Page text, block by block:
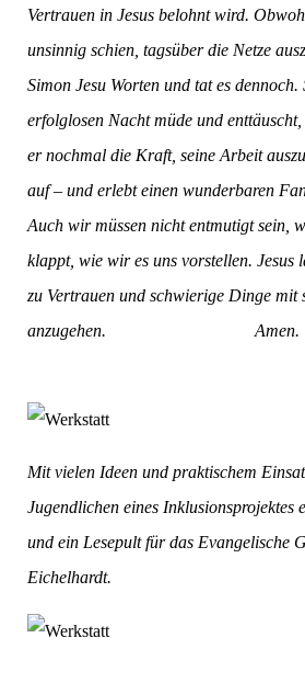
Vertrauen in Jesus belohnt wird.
unsinnig schien, tagsüber die Netze
Simon Jesu Worten und tat es
erfolglosen Nacht müde und
er nochmal die Kraft, seine Arbeit
auf – und erlebt einen wunderbaren
Auch wir müssen nicht entmutigt sein,
klappt, wie wir es uns vorstellen. Jesus
zu Vertrauen und schwierige Dinge mit
anzugehen. Amen.
Mit vielen Ideen und praktischem
Jugendlichen eines Inklusionsprojektes
und ein Lesepult für das Evangelische
Eichelhardt.